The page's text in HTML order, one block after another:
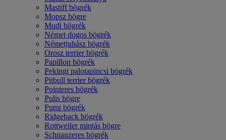
Mastiff bögrék
Mopsz bögre
Mudi bögrék
Német dogos bögrék
Németjuhász bögrék
Orosz terrier bögrék
Papillon bögrék
Pekingi palotapincsi bögrék
Pitbull terrier bögrék
Pointeres bögrék
Pulis bögre
Pumi bögrék
Ridgeback bögrék
Rottweiler mintás bögre
Schnauzeres bögrék